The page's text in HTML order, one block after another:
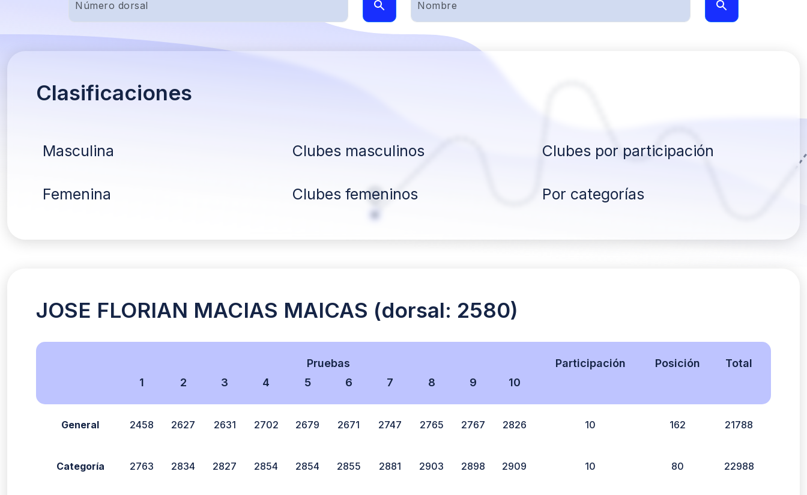
Clasificaciones
Masculina Clubes masculinos Clubes por participación
Femenina Clubes femeninos Por categorías
JOSE FLORIAN MACIAS MAICAS (dorsal: 2580)
Pruebas
1
2 3 4 5 6 7 8 9 10
Participación Posición Total
General 2458 2627 2631 2702 2679 2671 2747 2765 2767 2826 10 162 21788
Categoría 2763 2834 2827 2854 2854 2855 2881 2903 2898 2909 10 80 22988